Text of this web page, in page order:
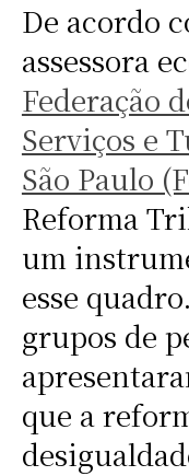
De acordo
assessora
Federação
Serviços e
São Paulo
Reforma
um
esse
grupos de
que a